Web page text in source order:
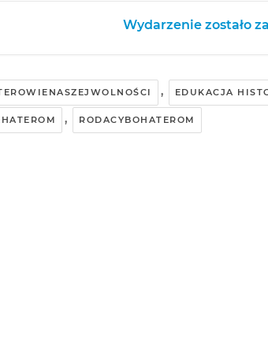
Wydarzenie zostało
, EDUKACJA
, RODACYBOHATEROM